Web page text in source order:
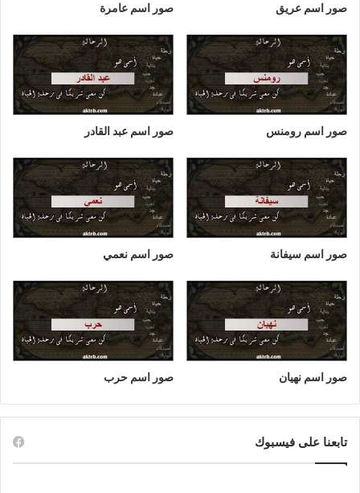
صور اسم عريق صور اسم عامرة
صور اسم رومنس صور اسم عبد القادر
صور اسم سيفانة صور اسم نعمي
صور اسم نهيان صور اسم حرب
تابعنا على فيسبوك